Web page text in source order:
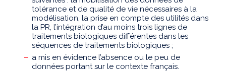
tolérance et de qualité de vie nécessaires à la
modélisation, la prise en compte des utilités dans
la PR, l’intégration d’au moins trois lignes de
traitements biologiques différentes dans les
séquences de traitements biologiques ;
a mis en évidence l’absence ou le peu de
données portant sur le contexte français.